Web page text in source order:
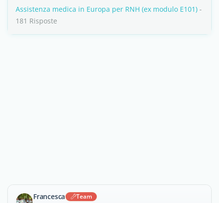
Assistenza medica in Europa per RNH (ex modulo E101) -
181 Risposte
Francesca Team